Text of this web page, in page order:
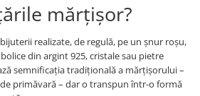
mărțișor?
realizate, de regulă, pe un șnur roșu,
din argint 925, cristale sau pietre
semnificația tradițională a mărțișorului –
primăvară – dar o transpun într-o formă